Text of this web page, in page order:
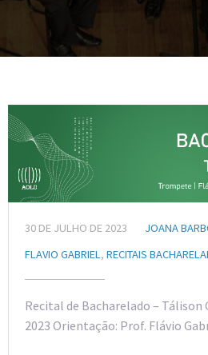
30 DE JULHO DE 2023
JOANA
FLAVIO GABRIEL, RECITAIS
Recital de Bacharelado – Tálison
2023 Orientação: Prof. Flávio